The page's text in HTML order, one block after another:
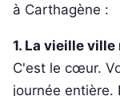
à Carthagène :
1. La vieille
C'est le cœur.
journée entière.